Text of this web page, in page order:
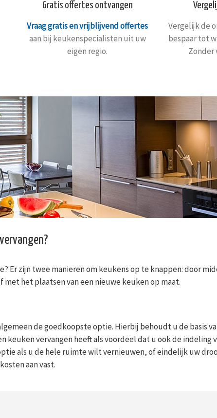
Gratis offertes ontvangen
Vraag gratis en vrijblijvend offertes
aan bij keukenspecialisten uit uw
eigen regio.
Vergelijk de
bespaar tot
Zonder
Er zijn twee manieren om keukens op te knappen: door
het plaatsen van een nieuwe keuken op maat.
de goedkoopste optie. Hierbij behoudt u de basis
keuken vervangen heeft als voordeel dat u ook de indeling
als u de hele ruimte wilt vernieuwen, of eindelijk uw
aan vast.